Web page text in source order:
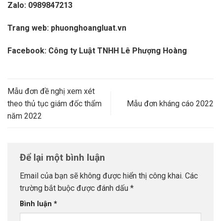
Zalo: 0989847213
Trang web: phuonghoangluat.vn
Facebook: Công ty Luật TNHH Lê Phượng Hoàng
Mẫu đơn đề nghị xem xét
theo thủ tục giám đốc thẩm
năm 2022
Mẫu đơn kháng cáo 2022
Để lại một bình luận
Email của bạn sẽ không được hiển thị công khai. Các
trường bắt buộc được đánh dấu *
Bình luận *